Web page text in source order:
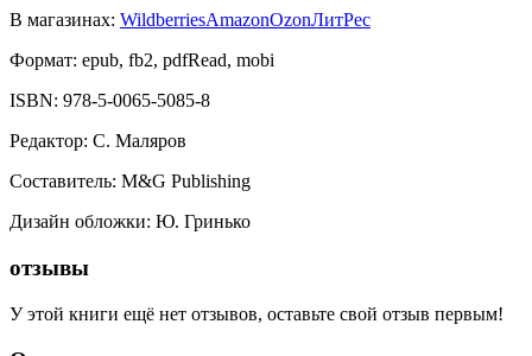
В магазинах: WildberriesAmazonOzonЛитРес
Формат: epub, fb2, pdfRead, mobi
ISBN: 978-5-0065-5085-8
Редактор: С. Маляров
Составитель: M&G Publishing
Дизайн обложки: Ю. Гринько
отзывы
У этой книги ещё нет отзывов, оставьте свой отзыв первым!